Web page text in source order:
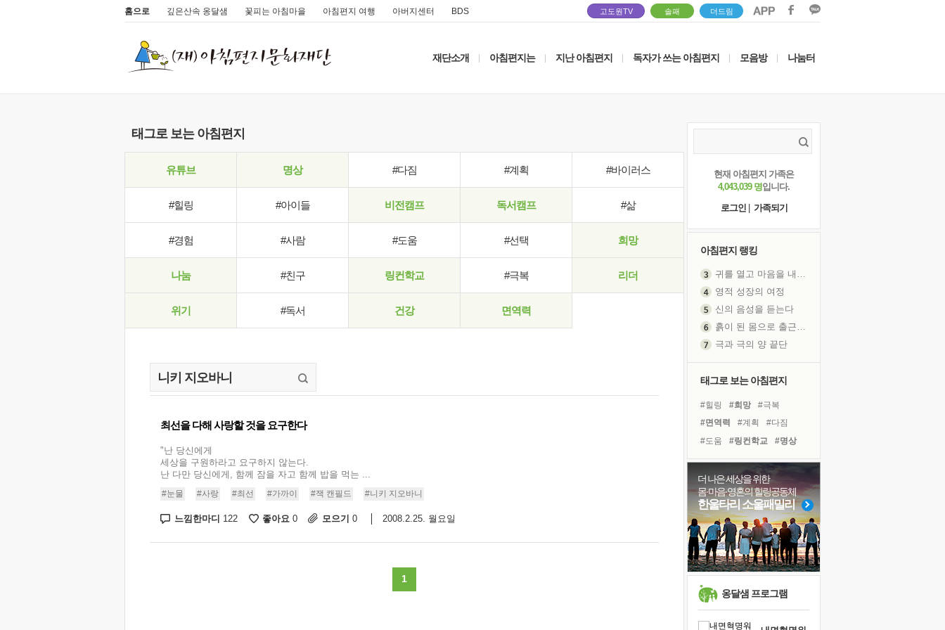
홈으로 깊은산속 옹달샘 꽃피는 아침마을 아침편지 여행 아버지센터 BDS 고도원TV 솔패 더드림
재단소개 아침편지는 지난 아침편지 독자가 쓰는 아침편지 모음방 나눔터
태그로 보는 아침편지
유튜브 명상 #다짐 #계획 #바이러스
#힐링 #아이들 비전캠프 독서캠프 #삶
#경험 #사람 #도움 #선택 희망
나눔 #친구 링컨학교 #극복 리더
위기 #독서 건강 면역력
최선을 다해 사랑할 것을 요구한다
"난 당신에게
세상을 구원하라고 요구하지 않는다.
난 다만 당신에게, 함께 잠을 자고 함께 밥을 먹는 ...
#눈물 #사랑 #최선 #가까이 #잭 캔필드 #니키 지오바니
느낌한마디 122 좋아요 0 모으기 0 2008.2.25. 월요일
1
현재 아침편지 가족은
4,043,039 명입니다.
로그인
가족되기
아침편지 랭킹
귀를 열고 마음을 내어주고
영적 성장의 여정
신의 음성을 듣는다
흙이 된 몸으로 출근하는 여자
극과 극의 양 끝단
아픈 아버지를 위한 공간 설계
슬럼프
보고 싶은 어머니
유년 시절의 부산 영도 바다
못된 꼰대들
너무 황홀한 꽃들이여!
희망이란
'모른다'는 것
태그로 보는 아침편지
#힐링 #희망
#극복
#면역력
#계획
#다짐
#도움
#링컨학교
#명상
#리더
#비전캠프
#건강
#독서캠프
#경험
#유튜브
#선택
#친구
#아이들
#나눔
#사람
#삶
더 나은 세상을 위한
몸·마음·영혼의 힐링공동체
한울타리 소울패밀리
옹달샘 프로그램